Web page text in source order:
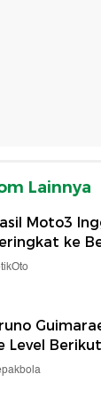
Lainnya
Moto3
ke
Level